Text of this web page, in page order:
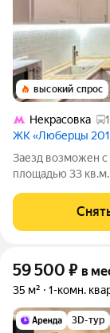
высокий спрос
Некрасовка
ЖК «Люберцы
Заезд возможен с
площадью 33
машина
59 500 ₽ в
35 м² 1-комн.
3D-тур